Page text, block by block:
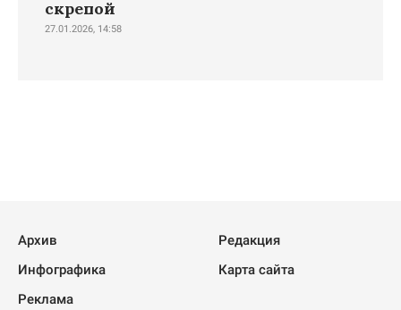
скрепой
27.01.2026, 14:58
Архив
Редакция
Инфографика
Карта сайта
Реклама